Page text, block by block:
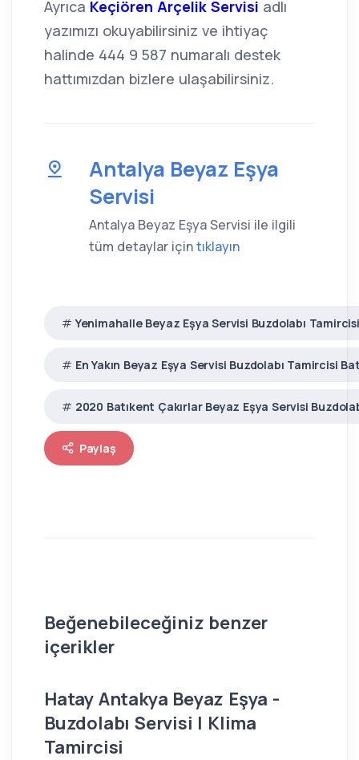
Ayrıca Keçiören Arçelik Servisi adlı
yazımızı okuyabilirsiniz ve ihtiyaç
halinde 444 9 587 numaralı destek
hattımızdan bizlere ulaşabilirsiniz.
Antalya Beyaz Eşya
Servisi
Antalya Beyaz Eşya Servisi ile ilgili
tüm detaylar içintıklayın
Yenimahalle Beyaz Eşya Servisi Buzdolabı
En Yakın Beyaz Eşya Servisi Buzdolabı Tamircisi
2020 Batıkent Çakırlar Beyaz Eşya Servisi
Paylaş
Beğenebileceğiniz benzer
içerikler
Hatay Antakya Beyaz Eşya -
Buzdolabı Servisi | Klima
Tamircisi